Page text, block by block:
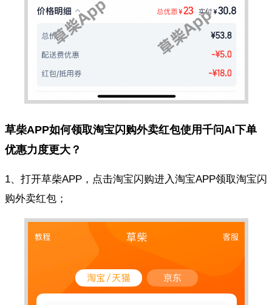
草柴APP如何领取淘宝闪购外卖红包使用千问AI下单
优惠力度更大？
1、打开草柴APP，点击淘宝闪购进入淘宝APP领取淘宝闪
购外卖红包；